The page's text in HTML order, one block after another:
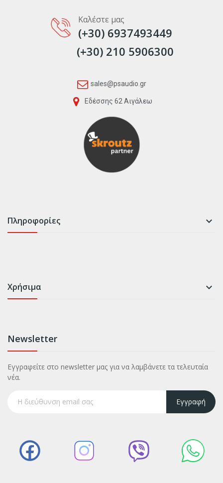
Καλέστε μας
(+30) 6937493449
(+30) 210 5906300
sales@psaudio.gr
Εδέσσης 62 Αιγάλεω
Πληροφορίες 
Χρήσιμα 
Newsletter
Εγγραφείτε στο newsletter μας για να λαμβάνετε τα τελευταία
νέα.
Εγγραφή